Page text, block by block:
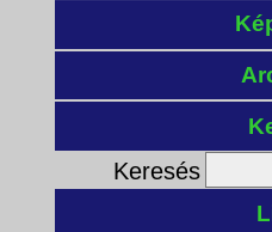
Keresés